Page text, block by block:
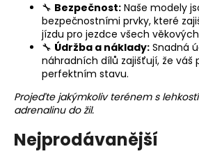
🔧 Bezpečnost: Naše modely
bezpečnostními prvky, které
jízdu pro jezdce všech
🔧 Údržba a náklady: Snadná
náhradních dílů zajišťují, že váš
perfektním stavu.
Projeďte jakýmkoliv terénem s
adrenalinu do žil.
Nejprodávanější
č
u
j
e